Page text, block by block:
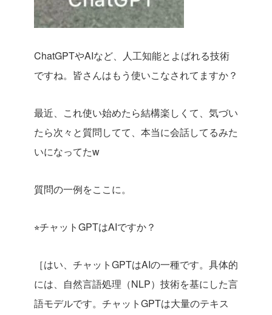
ChatGPTやAIなど、人工知能とよばれる技術
ですね。皆さんはもう使いこなされてますか？
最近、これ使い始めたら結構楽しくて、気づい
たら次々と質問してて、本当に会話してるみた
いになってたw
質問の一例をここに。
⭐︎チャットGPTはAIですか？
［はい、チャットGPTはAIの一種です。具体的
には、自然言語処理（NLP）技術を基にした言
語モデルです。チャットGPTは大量のテキス